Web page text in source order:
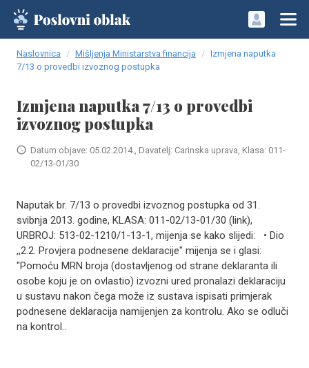
Naslovnica Mišljenja Ministarstva financija
Izmjena naputka
7/13 o provedbi izvoznog postupka
Izmjena naputka 7/13 o provedbi
izvoznog postupka
Datum objave: 05.02.2014., Davatelj: Carinska uprava, Klasa: 011-
02/13-01/30
Naputak br. 7/13 o provedbi izvoznog postupka od 31.
svibnja 2013. godine, KLASA: 011-02/13-01/30 (link),
URBROJ: 513-02-1210/1-13-1, mijenja se kako slijedi: • Dio
,,2.2. Provjera podnesene deklaracije" mijenja se i glasi:
"Pomoću MRN broja (dostavljenog od strane deklaranta ili
osobe koju je on ovlastio) izvozni ured pronalazi deklaraciju
u sustavu nakon čega može iz sustava ispisati primjerak
podnesene deklaracija namijenjen za kontrolu. Ako se odluči
na kontrol..